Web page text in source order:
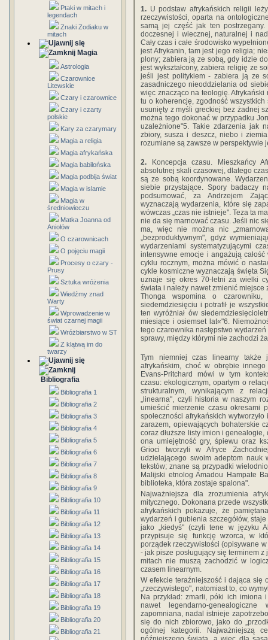
Ptaki w mitach i
legendach
Znaki Zodiaku w
mitach
Magia
Astrologia
Czarownice
Litewskie
Czary i czarownice
Czary i czarty
polskie
Kary za czarymary
Magia a religia
Magia afrykańska
Magia babilońska
Magia podbija świat
Magia w islamie
Magia w
średniowieczu
Matka Joanna od
Aniołów
O czarownicach
O pojęciu magii
Procesy o czary -
Prusy
Sztuka wróżenia
Wiedźmy znad
Warty
Wprowadzenie w
świat czarnej magii
Wróżbiarstwo w ST
Z klątwą im do
twarzy
Bibliografia
Bibliografia 1
Bibliografia 2
Bibliografia 3
Bibliografia 4
Bibliografia 5
Bibliografia 6
Bibliografia 7
Bibliografia 8
Bibliografia 9
Bibliografia 10
Bibliografia 11
Bibliografia 12
Bibliografia 13
Bibliografia 14
Bibliografia 15
Bibliografia 16
Bibliografia 17
Bibliografia 18
Bibliografia 19
Bibliografia 20
Bibliografia 21
1. U podstaw afrykańskich religii
rzeczywistości, oparta na
samą jej część jak ten
doczesnej i wiecznej, naturalnej i
Cały czas i całe środowisko
jest Afrykanin, tam jest jego religia;
plony; zabiera ją ze sobą, gdy idzie
jest wykształcony, zabiera religię ze
jeśli jest politykiem - zabiera ją ze
zasadniczego nieoddzielania od
więc znacząco na teologię.
tu o koherencję, zgodność
usunięty z myśli greckiej bez żadnej
można tego dokonać w przypadku
uzależnione"5. Takie zdarzenia jak
zbiory, susza i deszcz, niebo i
rozumiane są zawsze w perspektywie
2. Koncepcja czasu. Mieszkańcy
absolutnej skali czasowej, dlatego
są ze sobą koordynowane.
siebie przystające. Spory badaczy
podsumować, za Andrzejem
wyznaczają wydarzenia, które się
wówczas „czas nie istnieje". Teza ta
nie da się marnować czasu. Jeśli nic
ma, więc nie można nic
„bezproduktywnym", gdyż
wydarzeniami systematyzującymi
intensywne emocje i angażują
cyklu rocznym, można mówić o
cykle kosmiczne wyznaczają święta
uznaje się okres 70-letni za wielki
świata i należy nawet zmienić miejsce
Thonga wspomina o
siedemdziesięciu i potrafił je
ten wyróżniał ów
miesiące i osiemset lat«"6.
tego czarownika następstwo
sprawy, między którymi nie zachodzi
Tym niemniej czas linearny także
afrykańskim, choć w obrębie
Evans-Pritchard mówi w tym
czasu: ekologicznym, opartym o
strukturalnym, wynikającym z
„linearna", czyli historia w naszym
umieścić mierzenie czasu okresami
społeczności afrykańskich
zarazem, opiewających bohaterskie
coraz dłuższe listy imion i
ona umiejętność gry, śpiewu oraz
Grioci tworzyli w Afryce
udzielającego swoim adeptom nauk
tekstów; znane są przypadki
Malijski etnolog Amadou Hampate
biblioteka, która zostaje spalona".
Najważniejsza dla zrozumienia
mitycznego. Dokonana przede
afrykańskich pokazuje, że
wydarzeń i gubienia szczegółów,
jako „kiedyś" (czyli tene w języku
przypisuje się funkcję wzorca, w
porządek rzeczywistości (opisywane
- jak pisze posługujący się terminem
mitach nie muszą zachodzić w
czasem linearnym.
W efekcie teraźniejszość i dająca się
„rzeczywistego", natomiast to, co
Na przykład: zmarli, póki ich
nawet legendarno-
zapomniana, nadal istnieje
się do nich zbiorowo, jako do
ogólnej kategorii. Najważniejszą